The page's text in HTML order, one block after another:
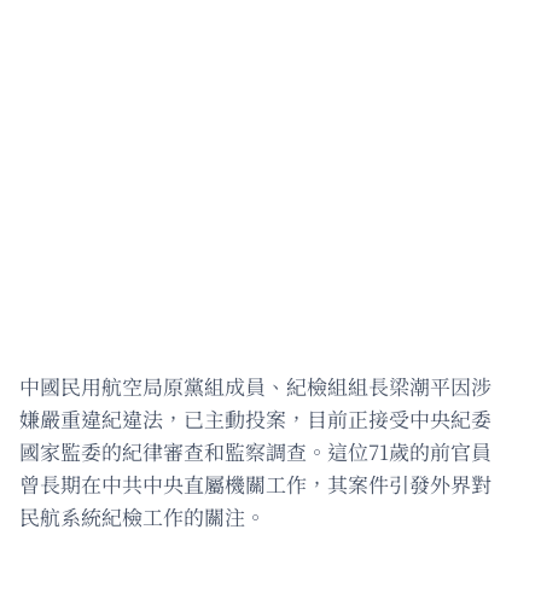
中國民用航空局原黨組成員、紀檢組組長梁潮平因涉
嫌嚴重違紀違法，已主動投案，目前正接受中央紀委
國家監委的紀律審查和監察調查。這位71歲的前官員
曾長期在中共中央直屬機關工作，其案件引發外界對
民航系統紀檢工作的關注。